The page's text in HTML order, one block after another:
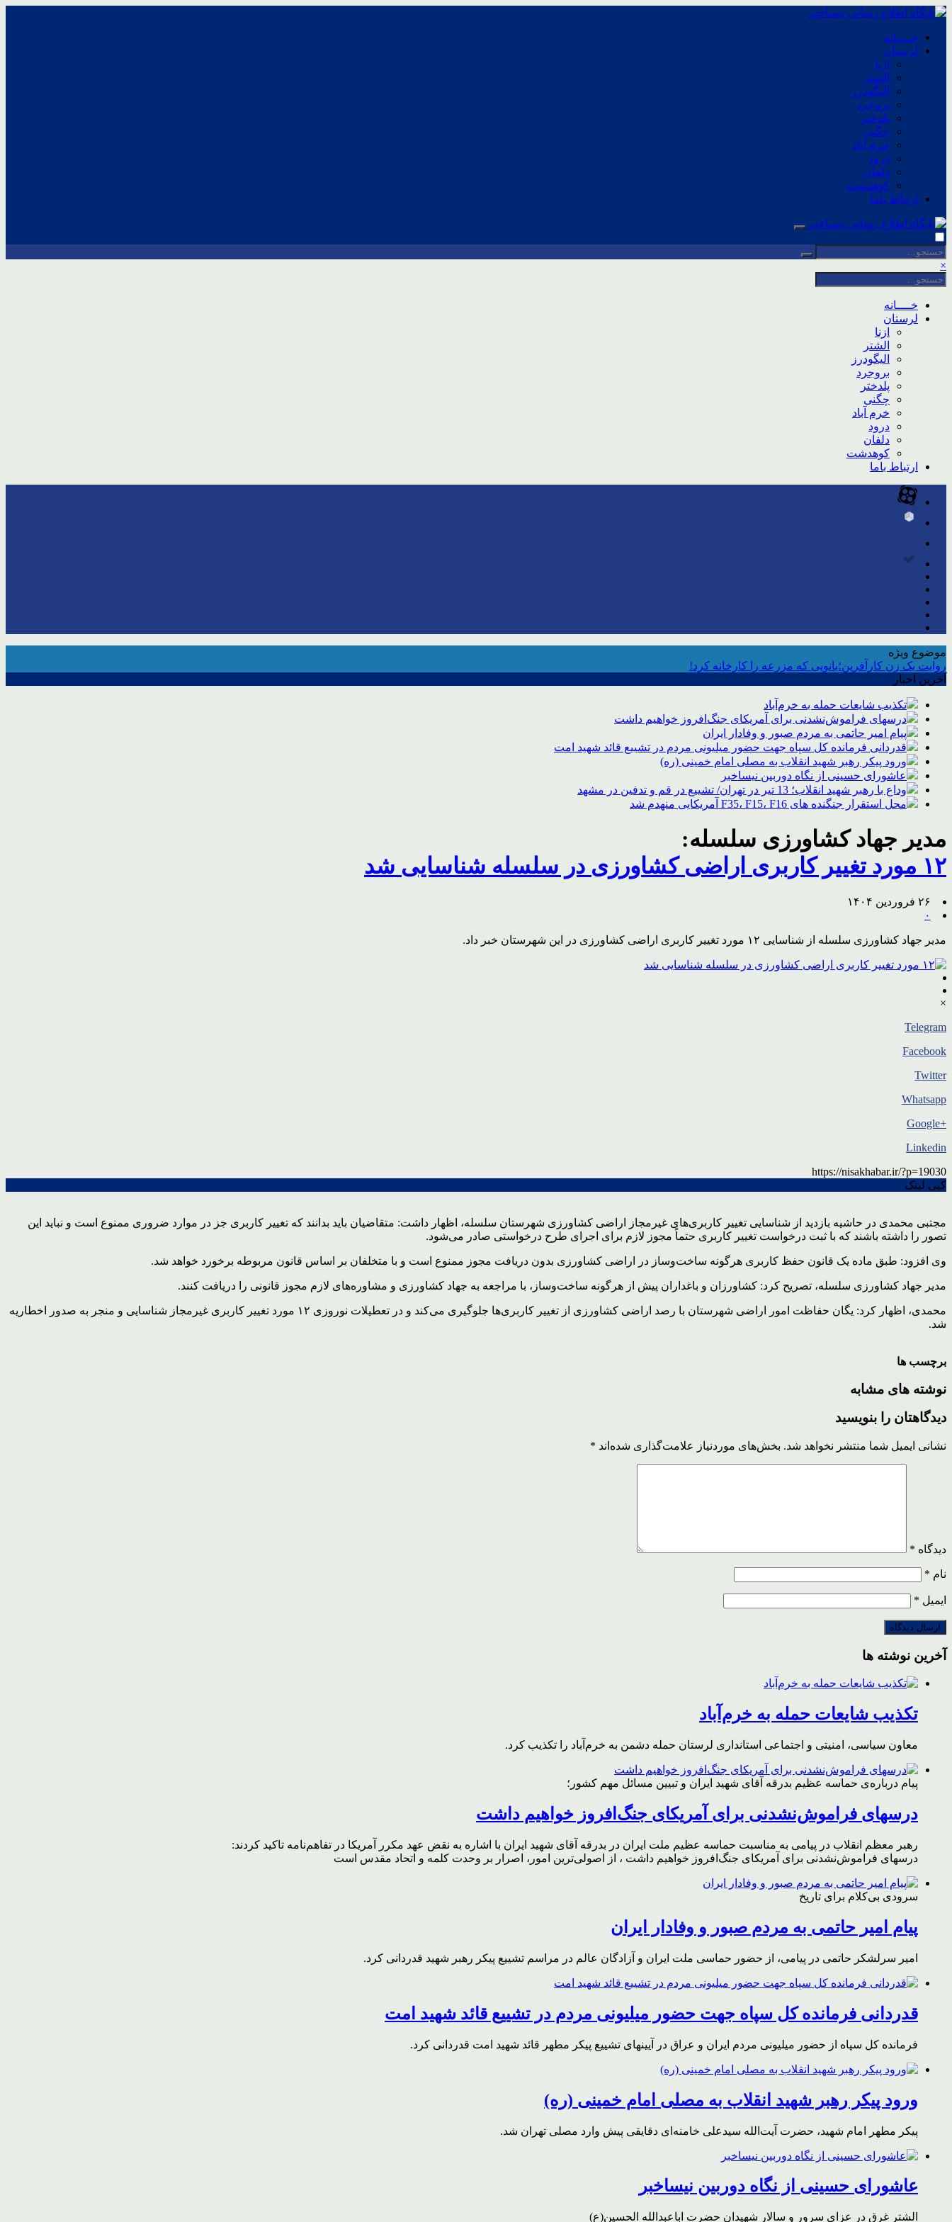
خــــانه
لرستان
ازنا
الشتر
الیگودرز
بروجرد
پلدختر
چگنی
خرم آباد
درود
دلفان
کوهدشت
ارتباط باما
×
خــــانه
لرستان
ازنا
الشتر
الیگودرز
بروجرد
پلدختر
چگنی
خرم آباد
درود
دلفان
کوهدشت
ارتباط باما
موضوع ویژه
روایت یک زن کارآفرین؛بانویی که مزرعه را کارخانه کرد!
آخرین اخبار
تکذیب شایعات حمله به خرم‌آباد
درسهای فراموش‌نشدنی برای آمریکای جنگ‌افروز خواهیم داشت
پیام امیر حاتمی به مردم صبور و وفادار ایران
قدردانی فرمانده کل سپاه جهت حضور میلیونی مردم در تشییع قائد شهید امت
ورود پیکر رهبر شهید انقلاب به مصلی امام خمینی (ره)
عاشورای حسینی از نگاه دوربین نیساخبر
وداع با رهبر شهید انقلاب؛ 13 تیر در تهران/ تشییع در قم و تدفین در مشهد
محل استقرار جنگنده های F35، F15، F16 آمریکایی منهدم شد
مدیر جهاد کشاورزی سلسله:
۱۲ مورد تغییر کاربری اراضی کشاورزی در سلسله شناسایی شد
۲۶ فروردین ۱۴۰۴
۰
مدیر جهاد کشاورزی سلسله از شناسایی ۱۲ مورد تغییر کاربری اراضی کشاورزی در این شهرستان خبر داد.
×
Telegram
Facebook
Twitter
Whatsapp
+Google
Linkedin
https://nisakhabar.ir/?p=19030
کپی لینک
مجتبی محمدی در حاشیه بازدید از شناسایی تغییر کاربری‌های غیرمجاز اراضی کشاورزی شهرستان سلسله، اظهار داشت: متقاضیان باید بدانند که تغییر کاربری جز در موارد ضروری ممنوع است و نباید این
تصور را داشته باشند که با ثبت درخواست تغییر کاربری حتماً مجوز لازم برای اجرای طرح درخواستی صادر می‌شود.
وی افزود: طبق ماده یک قانون حفظ کاربری هرگونه ساخت‌وساز در اراضی کشاورزی بدون دریافت مجوز ممنوع است و با متخلفان بر اساس قانون مربوطه برخورد خواهد شد.
مدیر جهاد کشاورزی سلسله، تصریح کرد: کشاورزان و باغداران پیش از هرگونه ساخت‌وساز، با مراجعه به جهاد کشاورزی و مشاوره‌های لازم مجوز قانونی را دریافت کنند.
محمدی، اظهار کرد: یگان حفاظت امور اراضی شهرستان با رصد اراضی کشاورزی از تغییر کاربری‌ها جلوگیری می‌کند و در تعطیلات نوروزی ۱۲ مورد تغییر کاربری غیرمجاز شناسایی و منجر به صدور اخطاریه
شد.
برچسب ها
نوشته های مشابه
دیدگاهتان را بنویسید
نشانی ایمیل شما منتشر نخواهد شد. بخش‌های موردنیاز علامت‌گذاری شده‌اند *
دیدگاه *
نام *
ایمیل *
آخرین نوشته ها
تکذیب شایعات حمله به خرم‌آباد
معاون سیاسی، امنیتی و اجتماعی استانداری لرستان حمله دشمن به خرم‌آباد را تکذیب کرد.
پیام درباره‌ی حماسه عظیم بدرقه آقای شهید ایران و تبیین مسائل مهم کشور؛
درسهای فراموش‌نشدنی برای آمریکای جنگ‌افروز خواهیم داشت
رهبر معظم انقلاب در پیامی به مناسبت حماسه عظیم ملت ایران در بدرقه آقای شهید ایران با اشاره به نقض عهد مکرر آمریکا در تفاهم‌نامه تاکید کردند:
درسهای فراموش‌نشدنی برای آمریکای جنگ‌افروز خواهیم داشت ، از اصولی‌ترین امور، اصرار بر وحدت کلمه و اتحاد مقدس است
سرودی بی‌کلام برای تاریخ
پیام امیر حاتمی به مردم صبور و وفادار ایران
امیر سرلشکر حاتمی در پیامی، از حضور حماسی ملت ایران و آزادگان عالم در مراسم تشییع پیکر رهبر شهید قدردانی کرد.
قدردانی فرمانده کل سپاه جهت حضور میلیونی مردم در تشییع قائد شهید امت
فرمانده کل سپاه از حضور میلیونی مردم ایران و عراق در آیینهای تشییع پیکر مطهر قائد شهید امت قدردانی کرد.
ورود پیکر رهبر شهید انقلاب به مصلی امام خمینی (ره)
پیکر مطهر امام شهید،‌ حضرت آیت‌الله سیدعلی خامنه‌ای دقایقی پیش وارد مصلی تهران شد.
عاشورای حسینی از نگاه دوربین نیساخبر
الشتر غرق در عزای سرور و سالار شهیدان حضرت اباعبدالله الحسین(ع)